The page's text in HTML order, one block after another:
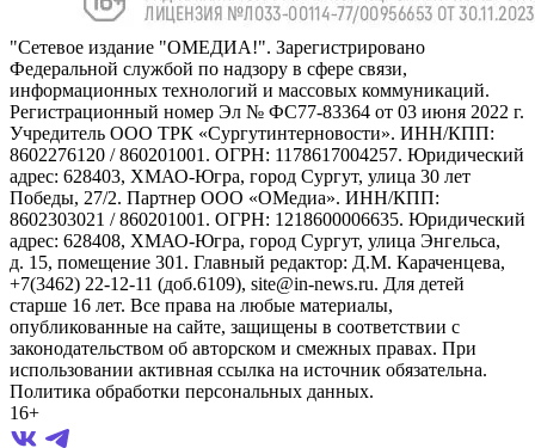
"Сетевое издание "ОМЕДИА!". Зарегистрировано
Федеральной службой по надзору в сфере связи,
информационных технологий и массовых коммуникаций.
Регистрационный номер Эл № ФС77-83364 от 03 июня 2022 г.
Учредитель ООО ТРК «Сургутинтерновости». ИНН/КПП:
8602276120 / 860201001. ОГРН: 1178617004257. Юридический
адрес: 628403, ХМАО-Югра, город Сургут, улица 30 лет
Победы, 27/2. Партнер ООО «ОМедиа». ИНН/КПП:
8602303021 / 860201001. ОГРН: 1218600006635. Юридический
адрес: 628408, ХМАО-Югра, город Сургут, улица Энгельса,
д. 15, помещение 301. Главный редактор: Д.М. Караченцева,
+7(3462) 22-12-11 (доб.6109), site@in-news.ru. Для детей
старше 16 лет. Все права на любые материалы,
опубликованные на сайте, защищены в соответствии с
законодательством об авторском и смежных правах. При
использовании активная ссылка на источник обязательна.
Политика обработки персональных данных.
16+